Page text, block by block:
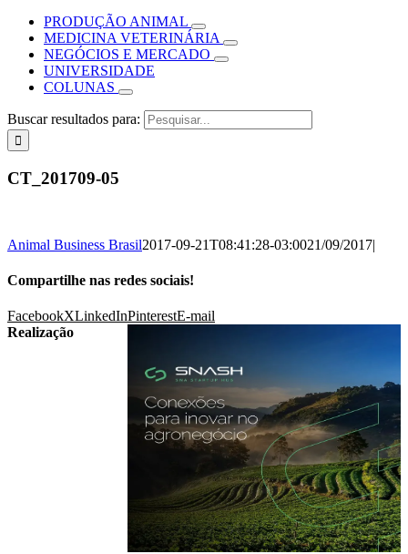
PRODUÇÃO ANIMAL
MEDICINA VETERINÁRIA
NEGÓCIOS E MERCADO
UNIVERSIDADE
COLUNAS
Buscar resultados para:
CT_201709-05
Animal Business Brasil2017-09-21T08:41:28-03:0021/09/2017|
Compartilhe nas redes sociais!
FacebookXLinkedInPinterestE-mail
Realização